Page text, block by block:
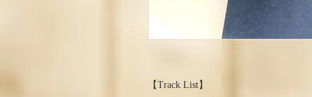
【Track List】